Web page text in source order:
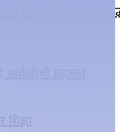
भुर्गभ सिमेन्टको